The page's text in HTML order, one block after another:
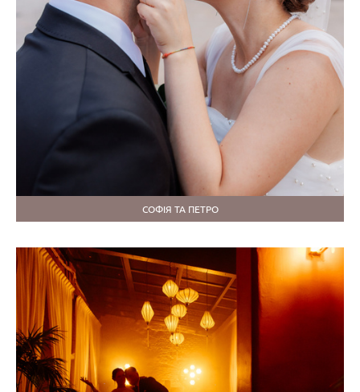
СОФІЯ ТА ПЕТРО